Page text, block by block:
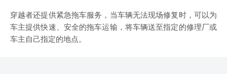
穿越者还提供紧急拖车服务，当车辆无法现场修复时，可以为
车主提供快速、安全的拖车运输，将车辆送至指定的修理厂或
车主自己指定的地点。